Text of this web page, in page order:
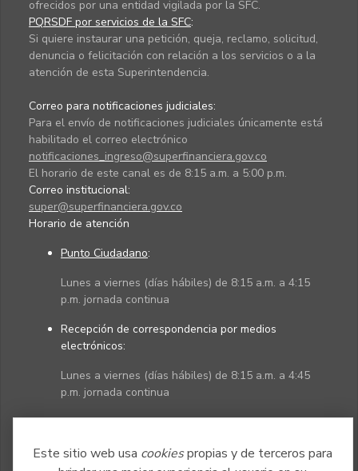
Este sitio web usa cookiespropias y de terceros para
ofrecidos por una entidad vigilada por la SFC.
PQRSDF por servicios de la SFC:
Si quiere instaurar una petición, queja, reclamo, solicitud,
denuncia o felicitación con relación a los servicios o a la
atención de esta Superintendencia.
Correo para notificaciones judiciales:
Para el envío de notificaciones judiciales únicamente está
habilitado el correo electrónico
notificaciones_ingreso@superfinanciera.gov.co
El horario de este canal es de 8:15 a.m. a 5:00 p.m.
Correo institucional:
super@superfinanciera.gov.co
Horario de atención
Punto Ciudadano:
Lunes a viernes (días hábiles) de 8:15 a.m. a 4:15
p.m. jornada continua
Recepción de correspondencia por medios
electrónicos:
Lunes a viernes (días hábiles) de 8:15 a.m. a 4:45
p.m. jornada continua